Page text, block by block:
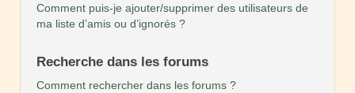
Comment puis-je ajouter/supprimer des utilisateurs de
ma liste d’amis ou d’ignorés ?
Recherche dans les forums
Comment rechercher dans les forums ?